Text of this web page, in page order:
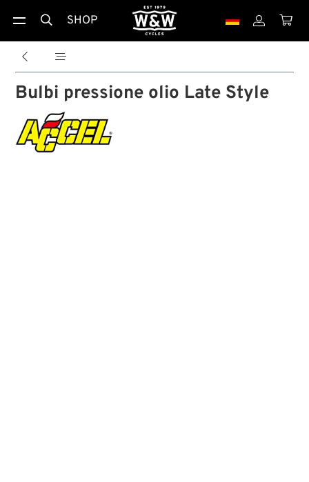
 SHOP  
 
Bulbi pressione olio Late Style